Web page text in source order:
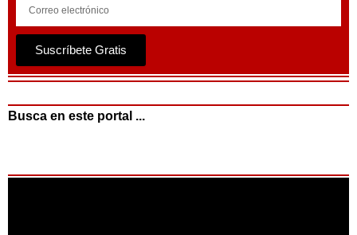
Suscríbete Gratis
Busca en este portal ...